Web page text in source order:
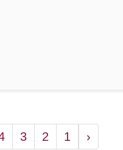
‹
1
2
3